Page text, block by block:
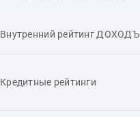
Внутренний рейтинг ДОХОДЪ
Кредитные рейтинги